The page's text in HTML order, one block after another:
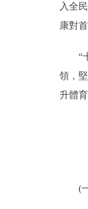
入全
康對
“十
領，
升體
(一)